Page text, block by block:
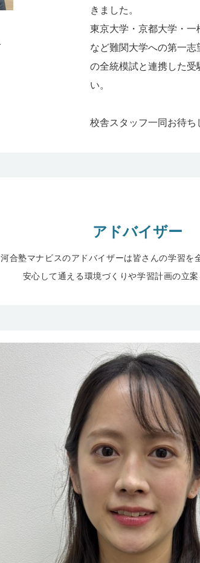
きました。
東京大学・京都大学・
など難関大学への第一
の全統模試と連携した
い。
校舎スタッフ一同お待ち
アドバイザー
河合塾マナビスのアドバイザーは皆さんの学習を
安心して通える環境づくりや学習計画の立